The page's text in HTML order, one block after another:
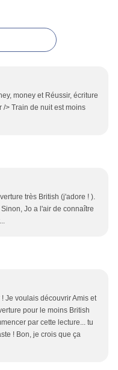
money et Réussir, écriture
/> Train de nuit est moins
très British (j'adore ! ).
Jo a l'air de connaître
Je voulais découvrir Amis et
pour le moins British
par cette lecture... tu
! Bon, je crois que ça